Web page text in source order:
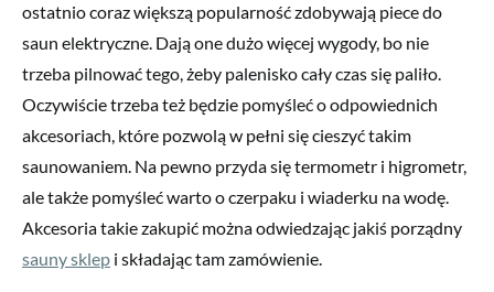
ostatnio coraz większą popularność zdobywają piece do
saun elektryczne. Dają one dużo więcej wygody, bo nie
trzeba pilnować tego, żeby palenisko cały czas się paliło.
Oczywiście trzeba też będzie pomyśleć o odpowiednich
akcesoriach, które pozwolą w pełni się cieszyć takim
saunowaniem. Na pewno przyda się termometr i higrometr,
ale także pomyśleć warto o czerpaku i wiaderku na wodę.
Akcesoria takie zakupić można odwiedzając jakiś porządny
sauny sklep i składając tam zamówienie.